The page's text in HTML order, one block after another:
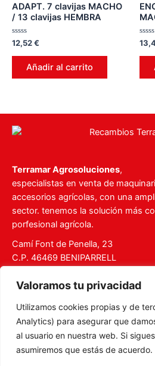
Valoramos tu privacidad
Utilizamos cookies propias y de
Analytics) para asegurar que
al usuario en nuestra web. Si
asumiremos que estás de acuerdo.
ADAPT. 7 clavijas MACHO
/ 13 clavijas HEMBRA
Valorado
en
0
12,52€
Añadir al carrito
en
0
Terramar Agrosoluciones,
especialistas en venta de
accesorios agrícolas, con una
sector. tenemos la solución más
porfesional agrícola.
Camí Font de Penella, 23
C.P. 46469 BENIPARRELL
ventas@recambiosterramar.com
Mi Cuenta
Carrito
Aviso legal